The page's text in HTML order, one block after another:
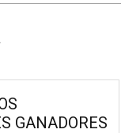
GANADORES